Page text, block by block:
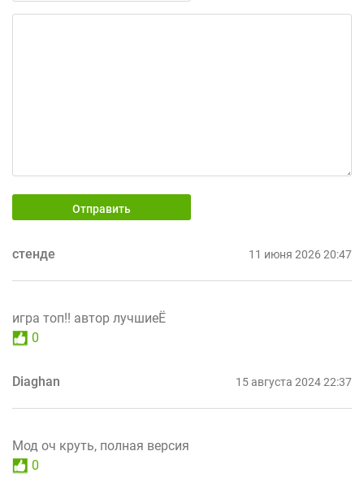
Отправить
стенде 11 июня 2026 20:47
игра топ!! автор лучшиеЁ
0
Diaghan 15 августа 2024 22:37
Мод оч круть, полная версия
0